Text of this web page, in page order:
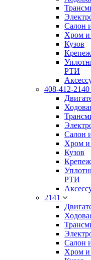
Салон
Хром и
Кузов
Крепеж
РТИ
408-412-2140
Салон
Хром и
Кузов
Крепеж
РТИ
2141
Салон
Хром и